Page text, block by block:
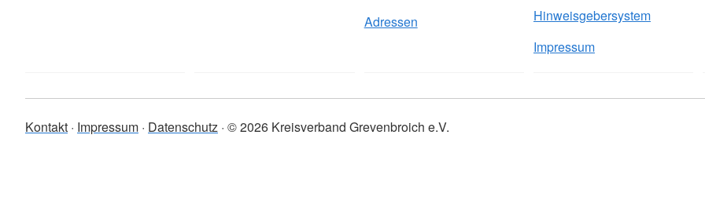
Adressen
Hinweisgebersystem
Impressum
Kontakt Impressum Datenschutz © 2026 Kreisverband Grevenbroich e.V.